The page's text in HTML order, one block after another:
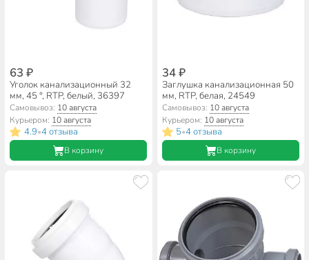
63 ₽
Уголок канализационный 32
мм, 45 °, RTP, белый, 36397
Самовывоз: 10 августа
Курьером: 10 августа
4.9•4 отзыва
В корзину
34 ₽
Заглушка канализационная 50
мм, RTP, белая, 24549
Самовывоз: 10 августа
Курьером: 10 августа
5•4 отзыва
В корзину